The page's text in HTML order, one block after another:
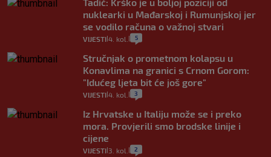
Tadić: Krško je u boljoj poziciji od
nuklearki u Mađarskoj i Rumunjskoj jer
se vodilo računa o važnoj stvari
VIJESTI 4. kol. 5
Stručnjak o prometnom kolapsu u
Konavlima na granici s Crnom Gorom:
"Idućeg ljeta bit će još gore"
VIJESTI 4. kol. 3
Iz Hrvatske u Italiju može se i preko
mora. Provjerili smo brodske linije i
cijene
VIJESTI 3. kol. 2